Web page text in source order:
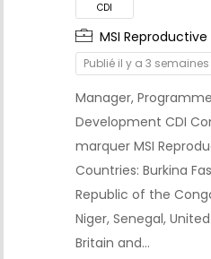
MSI
Publié il y a 3 semaines
Manager,
Development CDI
marquer MSI
Countries: Burkina
Republic of the
Niger, Senegal,
Britain and…